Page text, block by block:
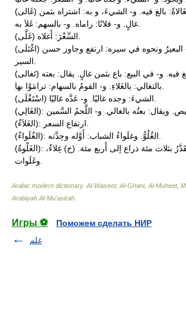
(غَالى) في الأَمر غِلاَءً، ومُغَالاةً: بالغ فيه. و- الشيءَ، و به: اشتراه بثمن
(اغْتَلَى) الشيءُ: ازداد. و- البعيرُ ونحوه في سيره: ارتفع وجاوز حسن
(تَغالى) في الأَمر تَغالِيًا: بالغ فيه. و- في البيع: باع بثمن غالٍ. يقال: بعته
(الغَلْوةُ): مقدارُ رميةِ سهمٍ، وتُقَدَّرُ بثلاث مئة ذراع إلى أَربع مئة. (ج) غِلاءٌ،
Arabic modern dictionary. Al-Waseet, Al-Ghani, Al-Muheet,
Arabiyah Al-Mu'asirah
Игры ⚽
Поможем сделать НИР
غلم